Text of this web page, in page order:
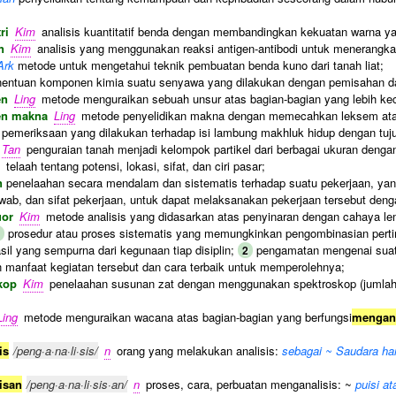
Kim analisis kuantitatif benda dengan membandingkan kekuatan warna
Kim analisis yang menggunakan reaksi antigen-antibodi untuk
metode untuk mengetahui teknik pembuatan benda kuno dari tanah liat;
komponen kimia suatu senyawa yang dilakukan dengan pemisahan
Ling metode menguraikan sebuah unsur atas bagian-bagian yang lebih
makna Ling metode penyelidikan makna dengan memecahkan leksem
yang dilakukan terhadap isi lambung makhluk hidup dengan
Tan penguraian tanah menjadi kelompok partikel dari berbagai ukuran
telaah tentang potensi, lokasi, sifat, dan ciri pasar;
penelaahan secara mendalam dan sistematis terhadap suatu pekerjaan,
dan sifat pekerjaan, untuk dapat melaksanakan pekerjaan tersebut
Kim metode analisis yang didasarkan atas penyinaran dengan cahaya
prosedur atau proses sistematis yang memungkinkan pengombinasian
yang sempurna dari kegunaan tiap disiplin; 2 pengamatan mengenai
manfaat kegiatan tersebut dan cara terbaik untuk memperolehnya;
Kim penelaahan susunan zat dengan menggunakan spektroskop
metode menguraikan wacana atas bagian-bagian yang berfungsi
/peng·a·na·li·sis/ n orang yang melakukan analisis: sebagai ~ Saudara
/peng·a·na·li·sis·an/ n proses, cara, perbuatan menganalisis: ~ puisi